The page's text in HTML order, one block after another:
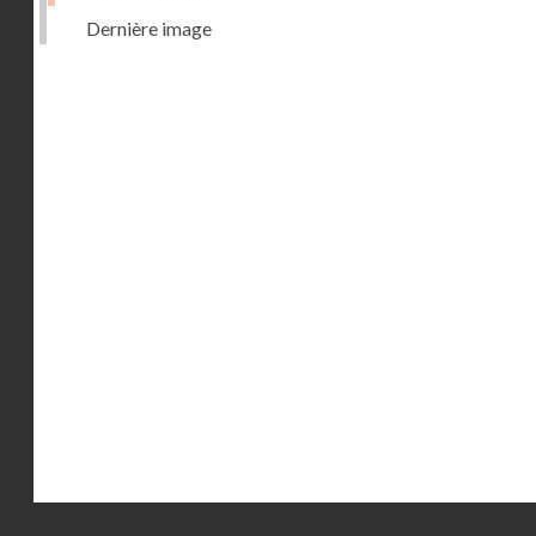
Dernière image